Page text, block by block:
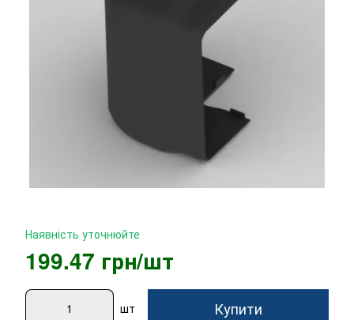
Наявність уточнюйте
199.47 грн/шт
шт Купити